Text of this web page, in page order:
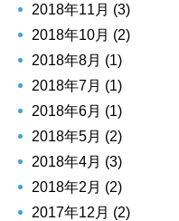
2018年11月 (3)
2018年10月 (2)
2018年8月 (1)
2018年7月 (1)
2018年6月 (1)
2018年5月 (2)
2018年4月 (3)
2018年2月 (2)
2017年12月 (2)